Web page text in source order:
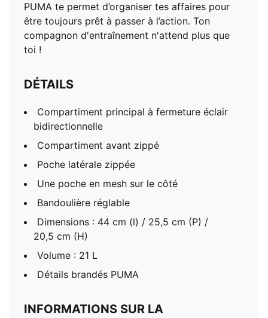
PUMA te permet d’organiser tes affaires pour
être toujours prêt à passer à l’action. Ton
compagnon d'entraînement n'attend plus que
toi !
DÉTAILS
Compartiment principal à fermeture éclair
bidirectionnelle
Compartiment avant zippé
Poche latérale zippée
Une poche en mesh sur le côté
Bandoulière réglable
Dimensions : 44 cm (l) / 25,5 cm (P) /
20,5 cm (H)
Volume : 21 L
Détails brandés PUMA
INFORMATIONS SUR LA